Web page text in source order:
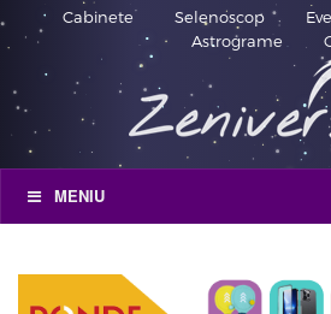
Cabinete Selenoscop
Astrograme
MENIU